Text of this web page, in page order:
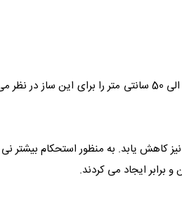
ساز شمشال کردی در گذشته از بال عقاب و چوب نی درست می کردند که نحوه ی ساخت آن با امروز متفاوت بوده است. در
یابد. به منظور استحکام بیشتر نی